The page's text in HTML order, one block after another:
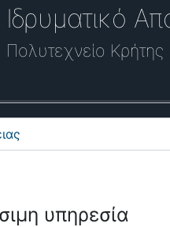
Ιδρυματικό
Πολυτεχνείο Κρήτης
υπηρεσία